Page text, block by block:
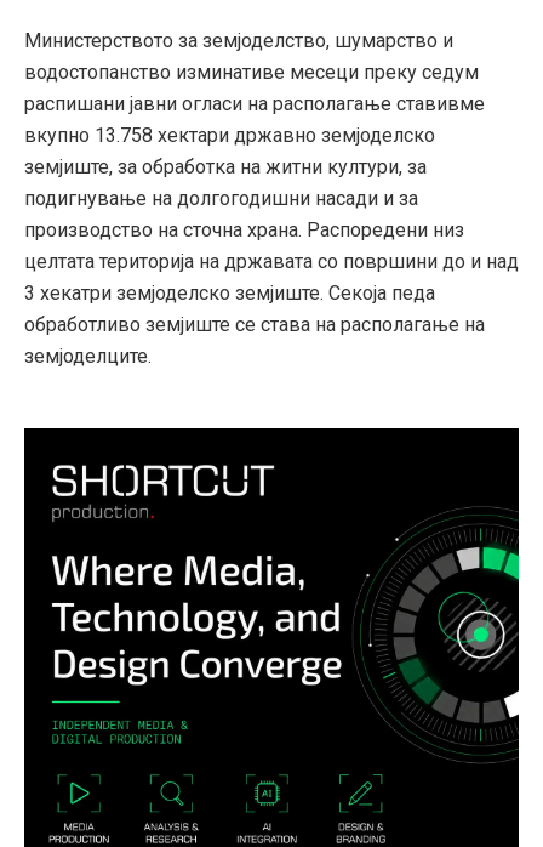
Министерството за земјоделство, шумарство и
водостопанство изминативе месеци преку седум
распишани јавни огласи на располагање ставивме
вкупно 13.758 хектари државно земјоделско
земјиште, за обработка на житни култури, за
подигнување на долгогодишни насади и за
производство на сточна храна. Распоредени низ
целтата територија на државата со површини до и над
3 хекатри земјоделско земјиште. Секоја педа
обработливо земјиште се става на располагање на
земјоделците.